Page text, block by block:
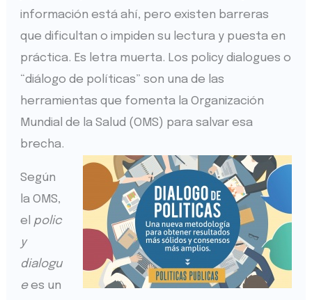
información está ahí, pero existen barreras
que dificultan o impiden su lectura y puesta en
práctica. Es letra muerta. Los policy dialogues o
“diálogo de políticas” son una de las
herramientas que fomenta la Organización
Mundial de la Salud (OMS) para salvar esa
brecha.
Según
la OMS,
el polic
y
dialogu
ees un